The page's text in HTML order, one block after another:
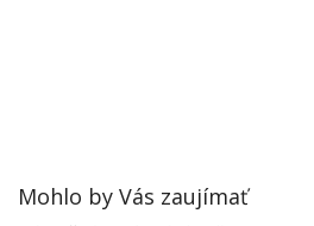
Mohlo by Vás zaujímať